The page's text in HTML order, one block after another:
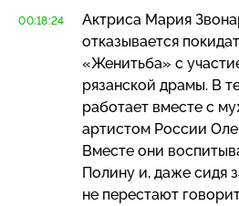
00:18:24
Актриса Мария
отказывается
«Женитьба» с
рязанской драмы. В
работает вместе с
артистом России
Вместе они
Полину и, даже сидя
не перестают